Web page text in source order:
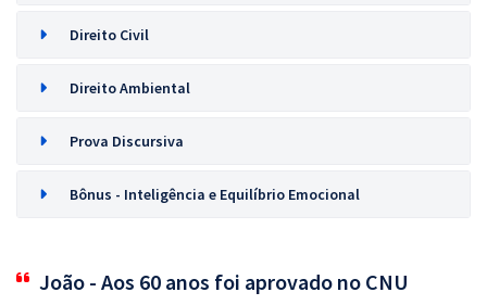
Direito Civil
Direito Ambiental
Prova Discursiva
Bônus - Inteligência e Equilíbrio Emocional
João - Aos 60 anos foi aprovado no CNU